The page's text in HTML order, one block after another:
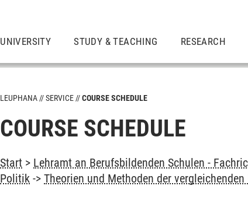
UNIVERSITY STUDY & TEACHING RESEARCH
LEUPHANA SERVICE COURSE SCHEDULE
COURSE SCHEDULE
Start > Lehramt an Berufsbildenden Schulen -
Politik ->Theorien und Methoden der